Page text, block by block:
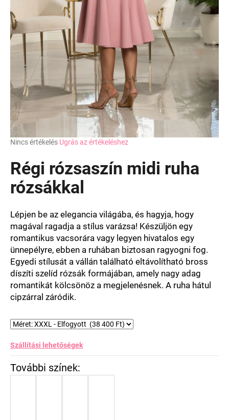
A
átlagos
értékelése
ből
csillag.
Nincs értékelés Ugrás az értékeléshez
Régi rózsaszín midi ruha
rózsákkal
Lépjen be az elegancia világába, és hagyja, hogy
magával ragadja a stílus varázsa! Készüljön egy
romantikus vacsorára vagy legyen hivatalos egy
ünnepélyre, ebben a ruhában biztosan ragyogni fog.
Egyedi stílusát a vállán található eltávolítható bross
díszíti szelíd rózsák formájában, amely nagy adag
romantikát kölcsönöz a megjelenésnek. A ruha hátul
cipzárral záródik.
Szállítási lehetőségek